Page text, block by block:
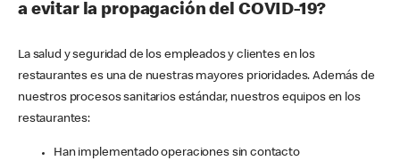
a evitar la propagación del COVID-19?
La salud y seguridad de los empleados y clientes en los
restaurantes es una de nuestras mayores prioridades. Además de
nuestros procesos sanitarios estándar, nuestros equipos en los
restaurantes:
Han implementado operaciones sin contacto